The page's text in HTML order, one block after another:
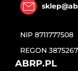
NIP 8711777508
REGON
ABRP.PL